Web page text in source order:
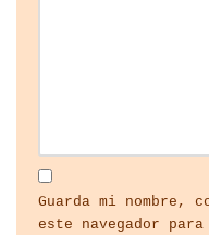
Guarda mi nombre,
este navegador